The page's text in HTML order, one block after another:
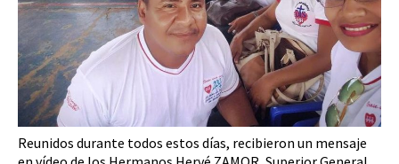
Reunidos durante todos estos días, recibieron un mensaje